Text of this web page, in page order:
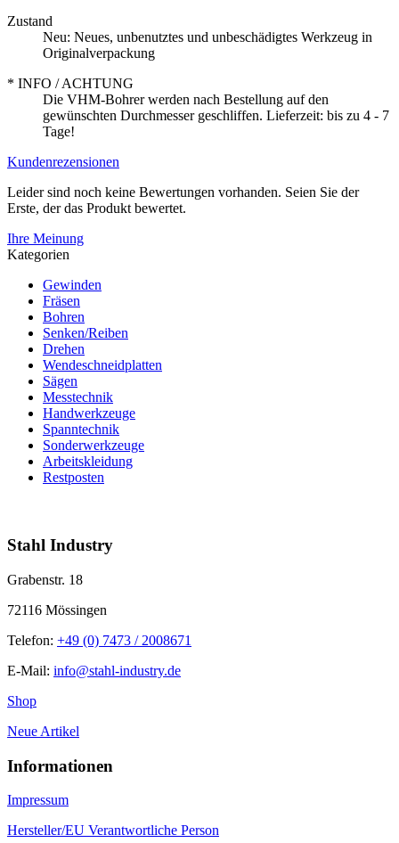
Zustand
Neu: Neues, unbenutztes und unbeschädigtes Werkzeug in
Originalverpackung
* INFO / ACHTUNG
Die VHM-Bohrer werden nach Bestellung auf den
gewünschten Durchmesser geschliffen. Lieferzeit: bis zu 4 - 7
Tage!
Kundenrezensionen
Leider sind noch keine Bewertungen vorhanden. Seien Sie der
Erste, der das Produkt bewertet.
Ihre Meinung
Kategorien
Gewinden
Fräsen
Bohren
Senken/Reiben
Drehen
Wendeschneidplatten
Sägen
Messtechnik
Handwerkzeuge
Spanntechnik
Sonderwerkzeuge
Arbeitskleidung
Restposten
Stahl Industry
Grabenstr. 18
72116 Mössingen
Telefon: +49 (0) 7473 / 2008671
E-Mail: info@stahl-industry.de
Shop
Neue Artikel
Informationen
Impressum
Hersteller/EU Verantwortliche Person